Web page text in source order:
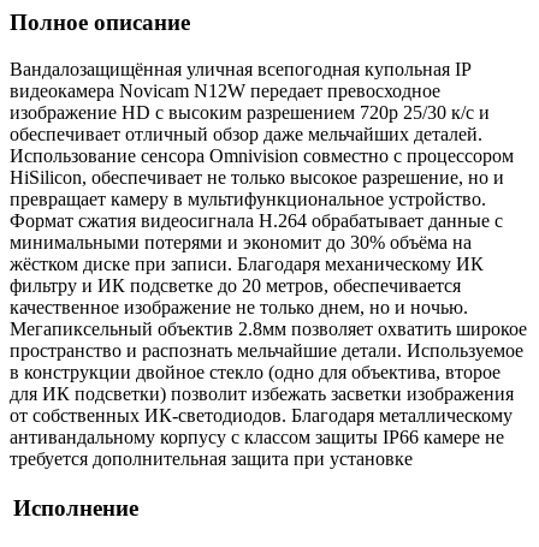
Полное описание
Вандалозащищённая уличная всепогодная купольная IP
видеокамера Novicam N12W передает превосходное
изображение HD с высоким разрешением 720p 25/30 к/с и
обеспечивает отличный обзор даже мельчайших деталей.
Использование сенсора Omnivision совместно с процессором
HiSilicon, обеспечивает не только высокое разрешение, но и
превращает камеру в мультифункциональное устройство.
Формат сжатия видеосигнала H.264 обрабатывает данные с
минимальными потерями и экономит до 30% объёма на
жёстком диске при записи. Благодаря механическому ИК
фильтру и ИК подсветке до 20 метров, обеспечивается
качественное изображение не только днем, но и ночью.
Мегапиксельный объектив 2.8мм позволяет охватить широкое
пространство и распознать мельчайшие детали. Используемое
в конструкции двойное стекло (одно для объектива, второе
для ИК подсветки) позволит избежать засветки изображения
от собственных ИК-светодиодов. Благодаря металлическому
антивандальному корпусу с классом защиты IP66 камере не
требуется дополнительная защита при установке
Исполнение